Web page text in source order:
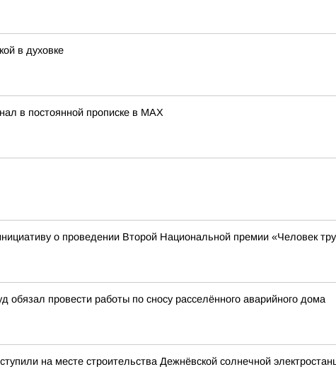
в духовке
в постоянной прописке в МАХ
о проведении Второй Национальной премии «Человек
обязал провести работы по сносу расселённого аварийного дома
на месте строительства Дежнёвской солнечной